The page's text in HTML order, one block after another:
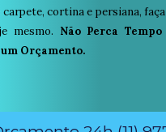
cortina e persiana,
mesmo. Não Perca
Orçamento.